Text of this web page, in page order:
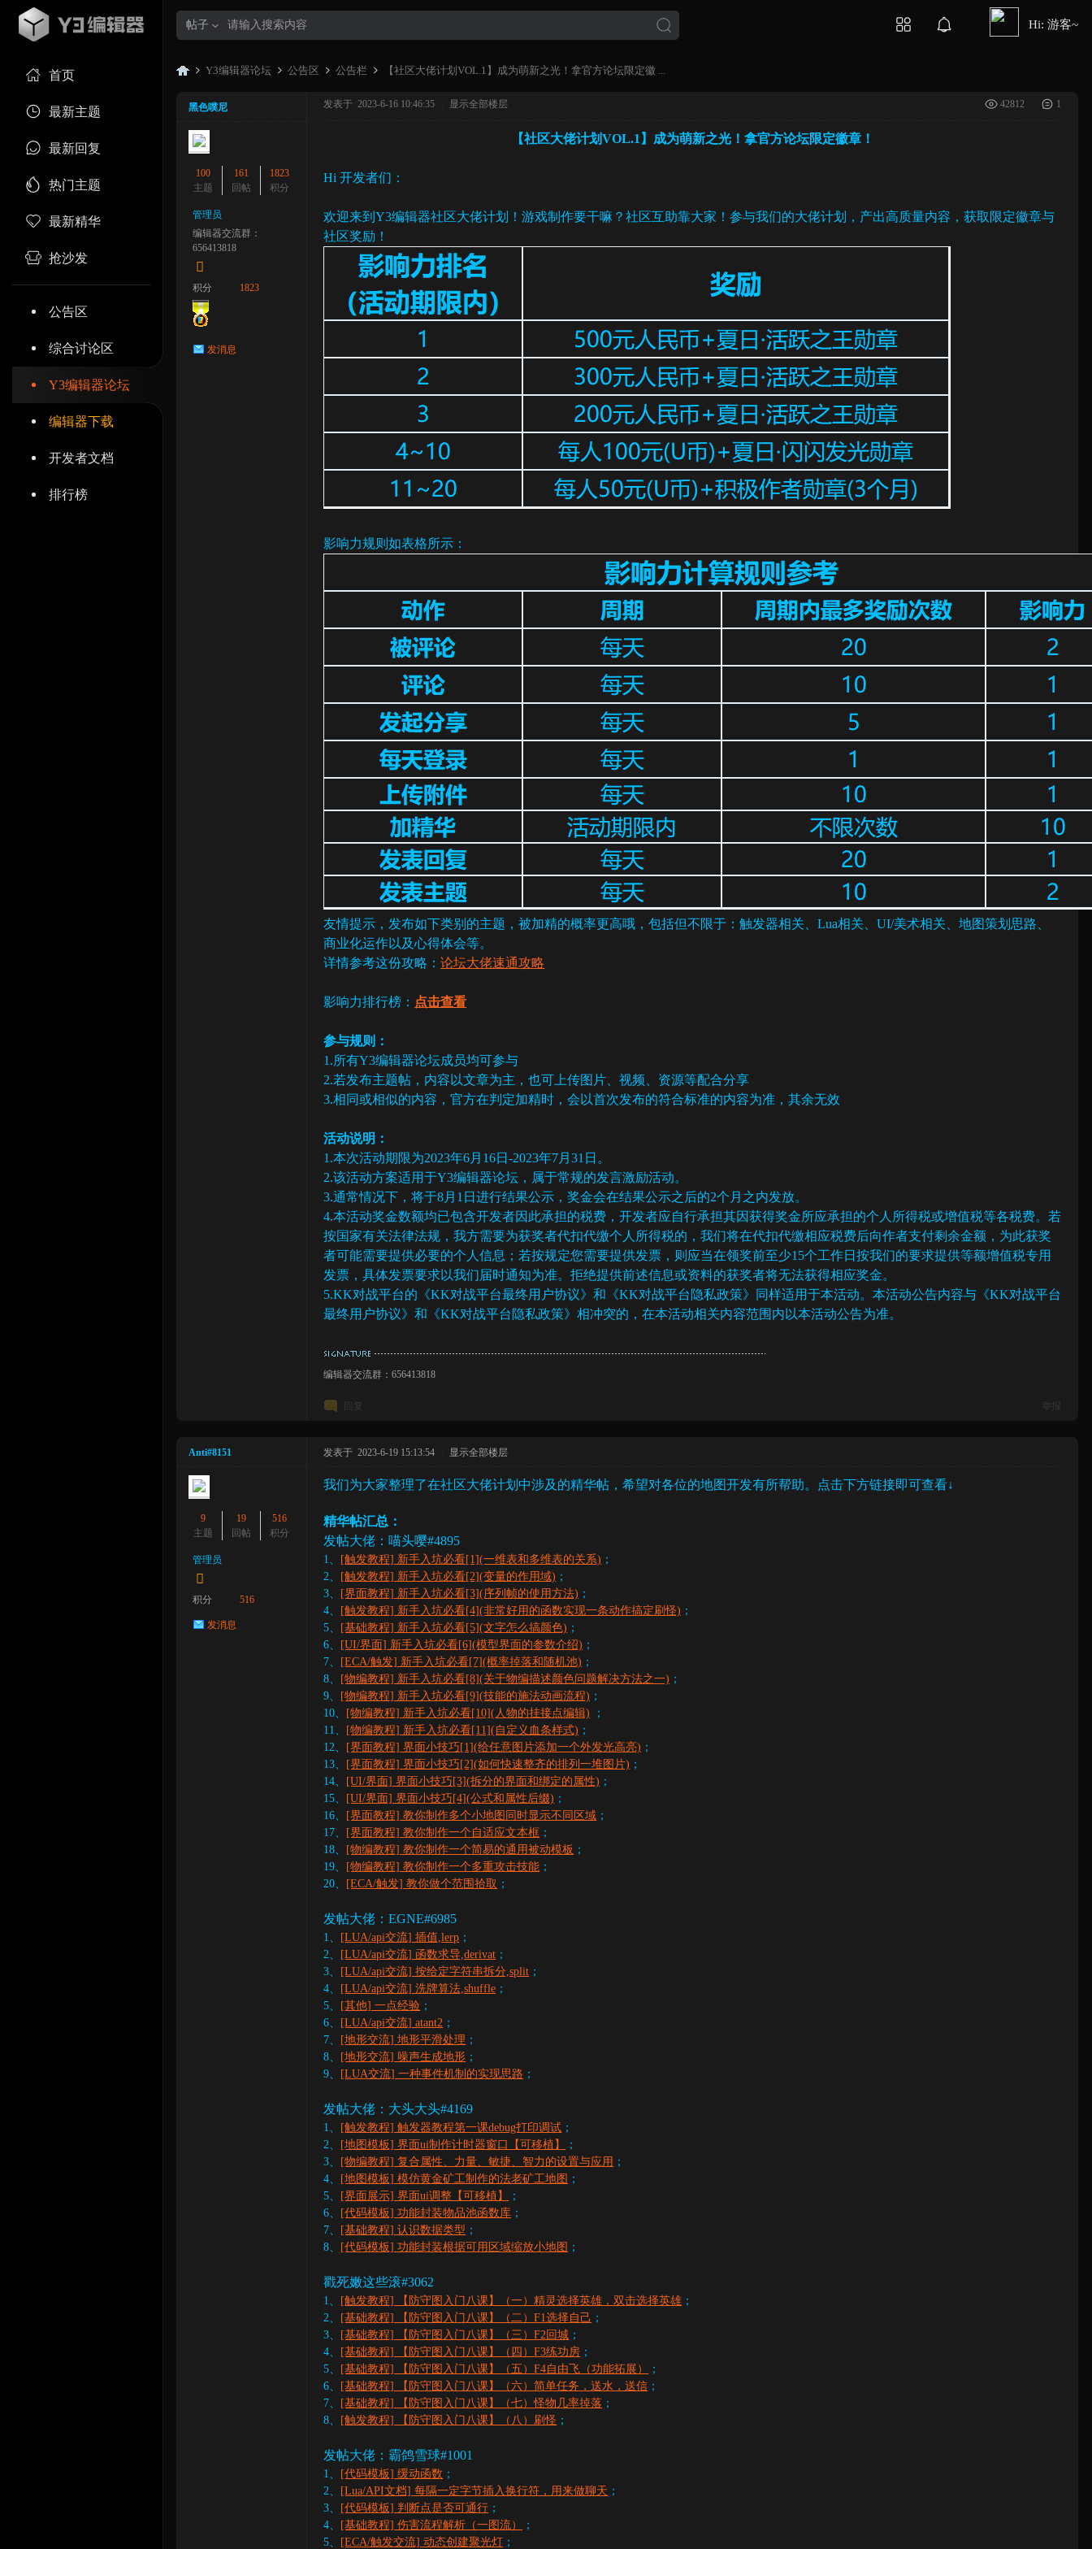
首页
最新主题
最新回复
热门主题
最新精华
抢沙发
公告区
综合讨论区
Y3编辑器论坛
编辑器下载
开发者文档
排行榜
帖子 Hi: 游客~
»
Y3编辑器论坛 公告区 公告栏 【社区大佬计划VOL.1】成为萌新之光！拿官方论坛限定徽 ...
黑色噗尼
100
主题
161
回帖
1823
积分
管理员
编辑器交流群：
656413818
积分 1823
发消息
发表于 2023-6-16 10:46:35 显示全部楼层 42812 1
【社区大佬计划VOL.1】成为萌新之光！拿官方论坛限定徽章！
Hi 开发者们：
欢迎来到Y3编辑器社区大佬计划！游戏制作要干嘛？社区互助靠大家！参与我们的大佬计划，产出高质量内容，获取限定徽章与
社区奖励！
影响力规则如表格所示：
友情提示，发布如下类别的主题，被加精的概率更高哦，包括但不限于：触发器相关、Lua相关、UI/美术相关、地图策划思路、
商业化运作以及心得体会等。
详情参考这份攻略：论坛大佬速通攻略
影响力排行榜： 点击查看
参与规则：
1.所有Y3编辑器论坛成员均可参与
2.若发布主题帖，内容以文章为主，也可上传图片、视频、资源等配合分享
3.相同或相似的内容，官方在判定加精时，会以首次发布的符合标准的内容为准，其余无效
活动说明：
1.本次活动期限为2023年6月16日-2023年7月31日。
2.该活动方案适用于Y3编辑器论坛，属于常规的发言激励活动。
3.通常情况下，将于8月1日进行结果公示，奖金会在结果公示之后的2个月之内发放。
4.本活动奖金数额均已包含开发者因此承担的税费，开发者应自行承担其因获得奖金所应承担的个人所得税或增值税等各税费。若
按国家有关法律法规，我方需要为获奖者代扣代缴个人所得税的，我们将在代扣代缴相应税费后向作者支付剩余金额，为此获奖
者可能需要提供必要的个人信息；若按规定您需要提供发票，则应当在领奖前至少15个工作日按我们的要求提供等额增值税专用
发票，具体发票要求以我们届时通知为准。拒绝提供前述信息或资料的获奖者将无法获得相应奖金。
5.KK对战平台的《KK对战平台最终用户协议》和《KK对战平台隐私政策》同样适用于本活动。本活动公告内容与《KK对战平台
最终用户协议》和《KK对战平台隐私政策》相冲突的，在本活动相关内容范围内以本活动公告为准。
编辑器交流群：656413818
回复 举报
Anti#8151
9
主题
19
回帖
516
积分
管理员
积分 516
发消息
发表于 2023-6-19 15:13:54 显示全部楼层
我们为大家整理了在社区大佬计划中涉及的精华帖，希望对各位的地图开发有所帮助。点击下方链接即可查看↓
精华帖汇总：
发帖大佬：喵头嘤#4895
1、 [触发教程] 新手入坑必看[1](一维表和多维表的关系) ；
2、
[触发教程] 新手入坑必看[2](变量的作用域) ；
3、
[界面教程] 新手入坑必看[3](序列帧的使用方法) ；
4、
[触发教程] 新手入坑必看[4](非常好用的函数实现一条动作搞定刷怪) ；
5、
[基础教程] 新手入坑必看[5](文字怎么搞颜色) ；
6、
[UI/界面] 新手入坑必看[6](模型界面的参数介绍) ；
7、
[ECA/触发] 新手入坑必看[7](概率掉落和随机池) ；
8、
[物编教程​] 新手入坑必看[8](关于物编描述颜色问题解决方法之一) ；
9、
[物编教程​] 新手入坑必看[9](技能的施法动画流程) ；
10、
[物编教程​] 新手入坑必看[10](人物的挂接点编辑) ；
11、
[物编教程​] 新手入坑必看[11](自定义血条样式) ；
12、
[界面教程] 界面小技巧[1](给任意图片添加一个外发光高亮) ；
13、
[界面教程] 界面小技巧[2](如何快速整齐的排列一堆图片) ；
14、
[UI/界面] 界面小技巧[3](拆分的界面和绑定的属性) ；
15、
[UI/界面] 界面小技巧[4](公式和属性后缀) ；
16、
[界面教程] 教你制作多个小地图同时显示不同区域 ；
17、
[界面教程] 教你制作一个自适应文本框 ；
18、
[物编教程​] 教你制作一个简易的通用被动模板 ；
19、
[物编教程​] 教你制作一个多重攻击技能 ；
20、
[ECA/触发] 教你做个范围拾取 ；
发帖大佬：EGNE#6985
1、 [LUA/api交流] 插值,lerp ；
2、
[LUA/api交流] 函数求导,derivat ；
3、
[LUA/api交流] 按给定字符串拆分,split ；
4、
[LUA/api交流] 洗牌算法,shuffle ；
5、
[其他] 一点经验 ；
6、
[LUA/api交流] atant2 ；
7、
[地形交流] 地形平滑处理 ；
8、
[地形交流] 噪声生成地形 ；
9、
[LUA交流] 一种事件机制的实现思路 ；
发帖大佬：大头大头#4169
1、 [触发教程] 触发器教程第一课debug打印调试 ；
2、
[地图模板] 界面ui制作计时器窗口【可移植】
；
3、
[物编教程​] 复合属性、力量、敏捷、智力的设置与应用 ；
4、
[地图模板] 模仿黄金矿工制作的法老矿工地图 ；
5、
[界面展示] 界面ui调整【可移植】
；
6、
[代码模板] 功能封装物品池函数库 ；
7、
[基础教程] 认识数据类型 ；
8、
[代码模板] 功能封装根据可用区域缩放小地图 ；
戳死嫩这些滚#3062
1、 [触发教程] 【防守图入门八课】（一）精灵选择英雄，双击选择英雄 ；
2、
[基础教程] 【防守图入门八课】（二）F1选择自己 ；
3、
[基础教程] 【防守图入门八课】（三）F2回城 ；
4、
[基础教程] 【防守图入门八课】（四）F3练功房 ；
5、
[基础教程] 【防守图入门八课】（五）F4自由飞（功能拓展）
；
6、
[基础教程] 【防守图入门八课】（六）简单任务，送水，送信 ；
7、
[基础教程] 【防守图入门八课】（七）怪物几率掉落 ；
8、
[触发教程] 【防守图入门八课】（八）刷怪 ；
发帖大佬：霸鸽雪球#1001
1、 [代码模板] 缓动函数 ；
2、
[Lua/API文档] 每隔一定字节插入换行符，用来做聊天 ；
3、
[代码模板] 判断点是否可通行 ；
4、
[基础教程] 伤害流程解析（一图流）
；
5、
[ECA/触发交流] 动态创建聚光灯 ；